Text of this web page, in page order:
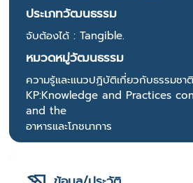
ประเภทวัฒนธรรม
จับต้องได้ : Tangible.
หมวดหมู่วัฒนธรรม
ความรู้และแนวปฏิบัติเกี่ยวกับธรรมชา
KP:Knowledge and Practices
and the
อาหารและโภชนาการ